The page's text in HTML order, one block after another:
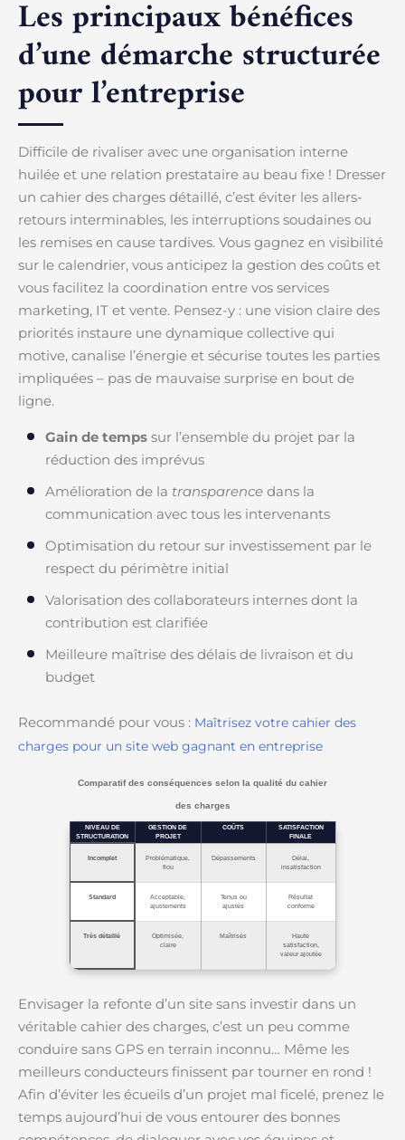
Les principaux bénéfices
d’une démarche structurée
pour l’entreprise
Difficile de rivaliser avec une organisation interne
huilée et une relation prestataire au beau fixe ! Dresser
un cahier des charges détaillé, c’est éviter les allers-
retours interminables, les interruptions soudaines ou
les remises en cause tardives. Vous gagnez en visibilité
sur le calendrier, vous anticipez la gestion des coûts et
vous facilitez la coordination entre vos services
marketing, IT et vente. Pensez-y : une vision claire des
priorités instaure une dynamique collective qui
motive, canalise l’énergie et sécurise toutes les parties
impliquées – pas de mauvaise surprise en bout de
ligne.
Gain de temps sur l’ensemble du projet par la
réduction des imprévus
Amélioration de la transparence dans la
communication avec tous les intervenants
Optimisation du retour sur investissement par le
respect du périmètre initial
Valorisation des collaborateurs internes dont la
contribution est clarifiée
Meilleure maîtrise des délais de livraison et du
budget
Recommandé pour vous : Maîtrisez votre cahier des
charges pour un site web gagnant en entreprise
Comparatif des conséquences selon la qualité du cahier
des charges
NIVEAU DE
STRUCTURATION
GESTION DE
PROJET
COÛTS
SATISFACTION
FINALE
Incomplet
Problématique,
flou
Dépassements
Délai,
insatisfaction
Standard
Acceptable,
ajustements
Tenus ou
ajustés
Résultat
conforme
Très détaillé
Optimisée,
claire
Maîtrisés
Haute
satisfaction,
valeur ajoutée
Envisager la refonte d’un site sans investir dans un
véritable cahier des charges, c’est un peu comme
conduire sans GPS en terrain inconnu… Même les
meilleurs conducteurs finissent par tourner en rond !
Afin d’éviter les écueils d’un projet mal ficelé, prenez le
temps aujourd’hui de vous entourer des bonnes